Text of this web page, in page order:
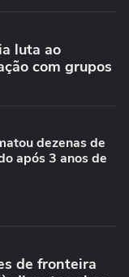
luta ao
com grupos
dezenas de
após 3 anos de
de fronteira